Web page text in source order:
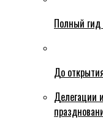
Полный
До
Делегации